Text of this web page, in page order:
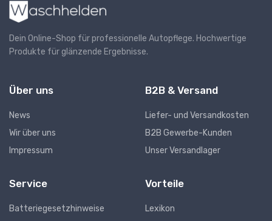
Dein Online-Shop für professionelle Autopflege. Hochwertige
Produkte für glänzende Ergebnisse.
Über uns
News
Wir über uns
Impressum
B2B & Versand
Liefer- und Versandkosten
B2B Gewerbe-Kunden
Unser Versandlager
Service
Batteriegesetzhinweise
Vorteile
Lexikon